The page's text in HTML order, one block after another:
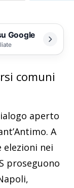
Google
comuni
aperto
A
elezioni nei
proseguono